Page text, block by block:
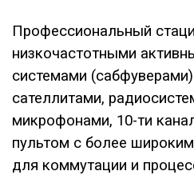
Профессиональный
низкочастотными
системами
сателлитами,
микрофонами, 10-ти
пультом с более
для коммутации и